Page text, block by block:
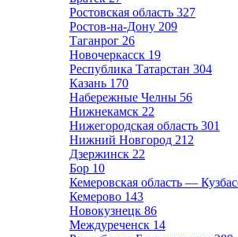
Ростовская область 327
Ростов-на-Дону 209
Таганрог 26
Новочеркасск 19
Республика Татарстан 304
Казань 170
Набережные Челны 56
Нижнекамск 22
Нижегородская область 301
Нижний Новгород 212
Дзержинск 22
Бор 10
Кемеровская область —
Кемерово 143
Новокузнецк 86
Междуреченск 14